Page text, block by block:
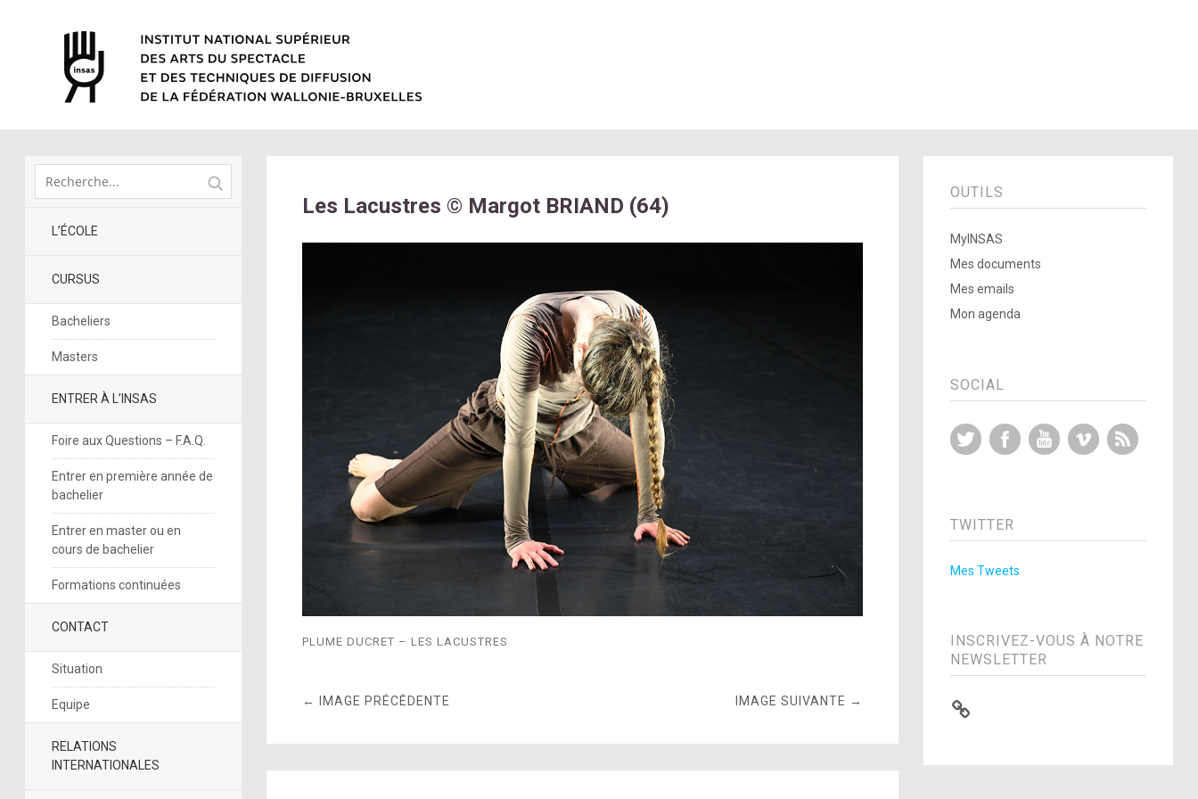
L’ÉCOLE
CURSUS
Bacheliers
Masters
ENTRER À L’INSAS
Foire aux Questions – F.A.Q.
Entrer en première année de
bachelier
Entrer en master ou en
cours de bachelier
Formations continuées
CONTACT
Situation
Equipe
RELATIONS
INTERNATIONALES
Les Lacustres © Margot BRIAND (64)
PLUME DUCRET – LES LACUSTRES
← IMAGE PRÉCÉDENTE IMAGE SUIVANTE →
OUTILS
MyINSAS
Mes documents
Mes emails
Mon agenda
SOCIAL
Twitter FacebookYouTubeVimeo
TWITTER
Mes Tweets
INSCRIVEZ-VOUS À NOTRE
NEWSLETTER